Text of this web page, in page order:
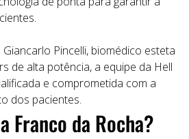
Pincelli, biomédico esteta
de alta potência, a equipe da Hell
e comprometida com a
dos pacientes.
Franco da Rocha?